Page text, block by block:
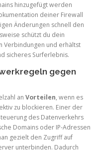
hinzugefügt werden
deiner Firewall
Änderungen schnell den
schützt du dein
Verbindungen und erhältst
sicheres Surferlebnis.
gegen
an Vorteilen, wenn es
zu blockieren. Einer der
des Datenverkehrs
Domains oder IP-Adressen
gezielt den Zugriff auf
unterbinden. Dadurch